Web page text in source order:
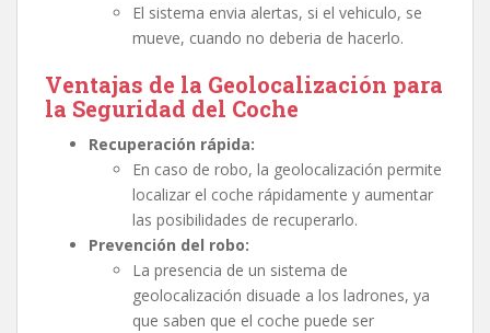
El sistema envia alertas, si el vehiculo, se
mueve, cuando no deberia de hacerlo.
Ventajas de la Geolocalización para
la Seguridad del Coche
Recuperación rápida:
En caso de robo, la geolocalización permite
localizar el coche rápidamente y aumentar
las posibilidades de recuperarlo.
Prevención del robo:
La presencia de un sistema de
geolocalización disuade a los ladrones, ya
que saben que el coche puede ser